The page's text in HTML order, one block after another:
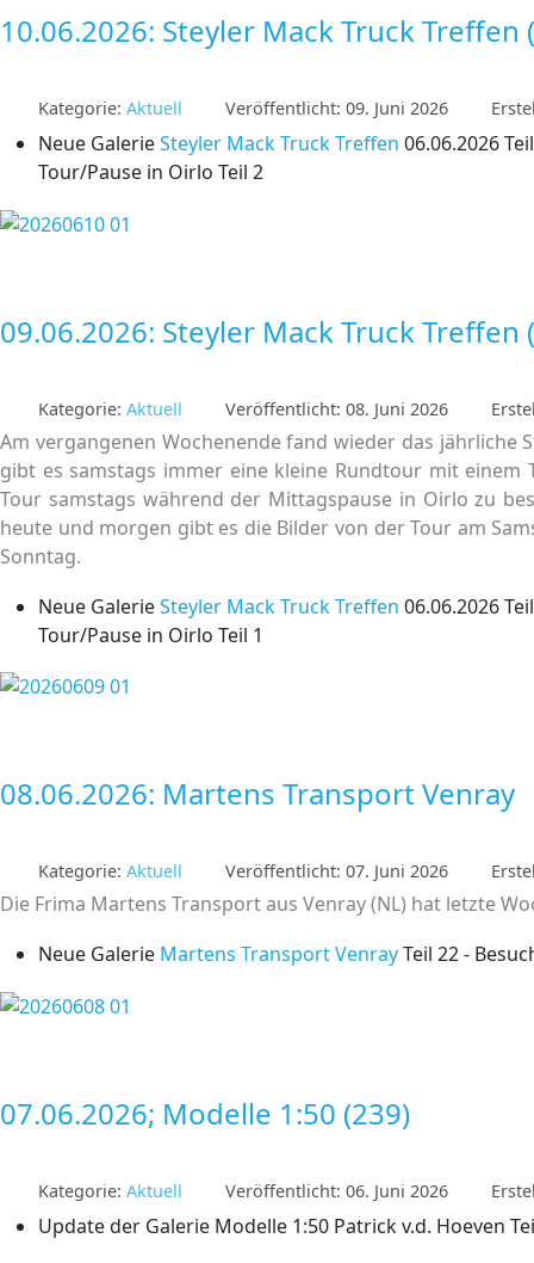
10.06.2026: Steyler Mack Truck Treffen
Kategorie: Aktuell Veröffentlicht: 09. Juni 2026
Neue GalerieSteyler Mack Truck Treffen 06.06.2026
Tour/Pause in Oirlo Teil 2
09.06.2026: Steyler Mack Truck Treffen
Kategorie: Aktuell Veröffentlicht: 08. Juni 2026
Am vergangenen Wochenende fand wieder das jährliche
gibt es samstags immer eine kleine Rundtour mit
Tour samstags während der Mittagspause in Oirlo zu
heute und morgen gibt es die Bilder von der Tour am
Sonntag.
Neue GalerieSteyler Mack Truck Treffen 06.06.2026
Tour/Pause in Oirlo Teil 1
08.06.2026: Martens Transport Venray
Kategorie: Aktuell Veröffentlicht: 07. Juni 2026
Die Frima Martens Transport aus Venray (NL) hat letzte
Neue Galerie Martens Transport VenrayTeil 22 -
07.06.2026; Modelle 1:50 (239)
Kategorie: Aktuell Veröffentlicht: 06. Juni 2026
Update der Galerie Modelle 1:50 Patrick v.d. Hoeven